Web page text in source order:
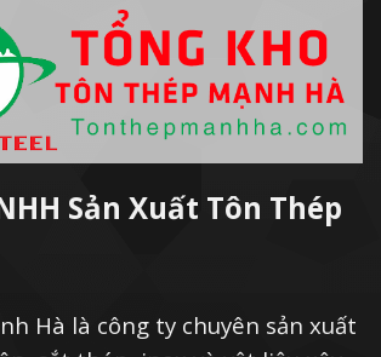
Sản Xuất Tôn Thép
Hà là công ty chuyên sản xuất